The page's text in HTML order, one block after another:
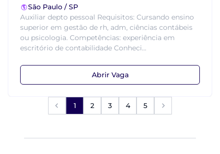
São Paulo / SP
Auxiliar depto pessoal Requisitos: Cursando ensino
superior em gestão de rh, adm, ciências contábeis
ou psicologia. Competências: experiência em
escritório de contabilidade Conheci...
Abrir Vaga
1 2 3 4 5